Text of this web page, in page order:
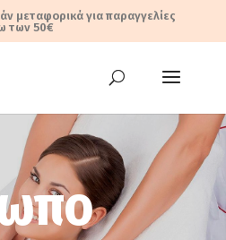
μεταφορικά για παραγγελίες
των 50€